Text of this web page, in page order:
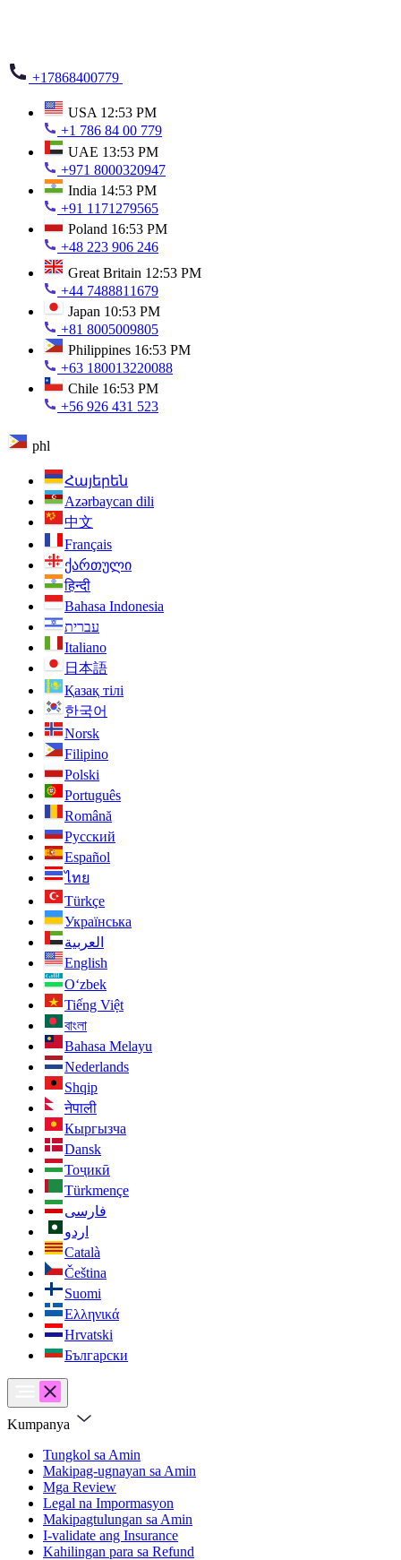
+17868400779
USA 12:53 PM
+1 786 84 00 779
UAE 13:53 PM
+971 8000320947
India 14:53 PM
+91 1171279565
Poland 16:53 PM
+48 223 906 246
Great Britain 12:53 PM
+44 7488811679
Japan 10:53 PM
+81 8005009805
Philippines 16:53 PM
+63 180013220088
Chile 16:53 PM
+56 926 431 523
phl
Հայերեն
Azərbaycan dili
中文
Français
ქართული
हिन्दी
Bahasa Indonesia
עברית
Italiano
日本語
Қазақ тілі
한국어
Norsk
Filipino
Polski
Português
Română
Русский
Español
ไทย
Türkçe
Українська
العربية
English
O‘zbek
Tiếng Việt
বাংলা
Bahasa Melayu
Nederlands
Shqip
नेपाली
Кыргызча
Dansk
Тоҷикӣ
Türkmençe
فارسی
اردو
Català
Čeština
Suomi
Ελληνικά
Hrvatski
Български
Kumpanya
Tungkol sa Amin
Makipag-ugnayan sa Amin
Mga Review
Legal na Impormasyon
Makipagtulungan sa Amin
I-validate ang Insurance
Kahilingan para sa Refund